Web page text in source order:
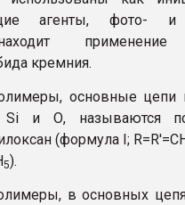
агенты, фото- и
кремния.
основные цепи
и О, называются
(формула I;
5).
в основных